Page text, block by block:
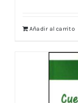
Añadir al carrito